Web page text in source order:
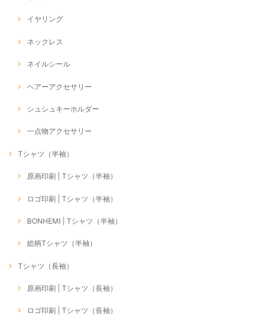
イヤリング
ネックレス
ネイルシール
ヘアーアクセサリー
シュシュキーホルダー
一点物アクセサリー
Tシャツ（半袖）
原画印刷 | Tシャツ（半袖）
ロゴ印刷 | Tシャツ（半袖）
BONHEMI | Tシャツ（半袖）
総柄Tシャツ（半袖）
Tシャツ（長袖）
原画印刷 | Tシャツ（長袖）
ロゴ印刷 | Tシャツ（長袖）